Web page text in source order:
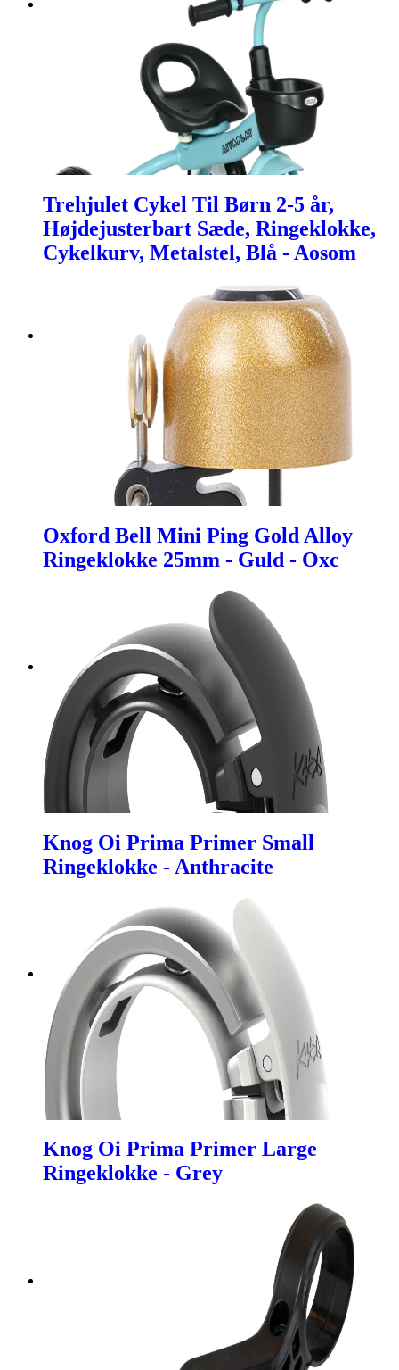
Trehjulet Cykel Til Børn 2-5 år,
Højdejusterbart Sæde, Ringeklokke,
Cykelkurv, Metalstel, Blå - Aosom
Oxford Bell Mini Ping Gold Alloy
Ringeklokke 25mm - Guld - Oxc
Knog Oi Prima Primer Small
Ringeklokke - Anthracite
Knog Oi Prima Primer Large
Ringeklokke - Grey